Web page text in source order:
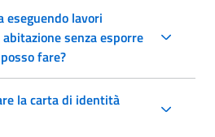
eseguendo lavori
senza esporre
fare?
la carta di identità